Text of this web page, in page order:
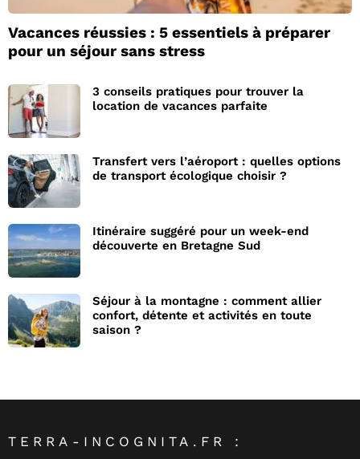
Vacances réussies : 5 essentiels à préparer
pour un séjour sans stress
3 conseils pratiques pour trouver la
location de vacances parfaite
Transfert vers l’aéroport : quelles options
de transport écologique choisir ?
Itinéraire suggéré pour un week-end
découverte en Bretagne Sud
Séjour à la montagne : comment allier
confort, détente et activités en toute
saison ?
TERRA-INCOGNITA.FR :